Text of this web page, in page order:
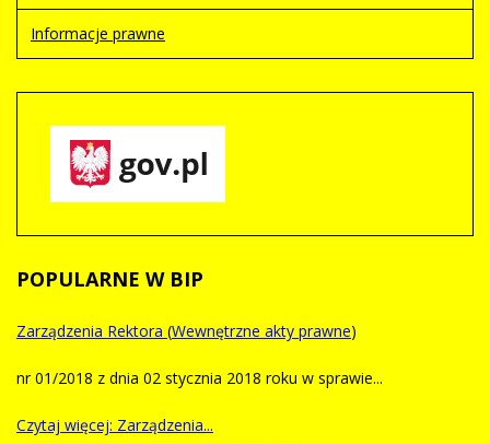
Informacje prawne
POPULARNE W BIP
Zarządzenia Rektora (Wewnętrzne akty prawne)
nr 01/2018 z dnia 02 stycznia 2018 roku w sprawie...
Czytaj więcej: Zarządzenia...